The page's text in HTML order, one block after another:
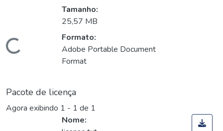
Carregando...
Tamanho:
25,57 MB
Formato:
Adobe Portable Document
Format
Pacote de licença
Agora exibindo 1 - 1 de 1
Nome: